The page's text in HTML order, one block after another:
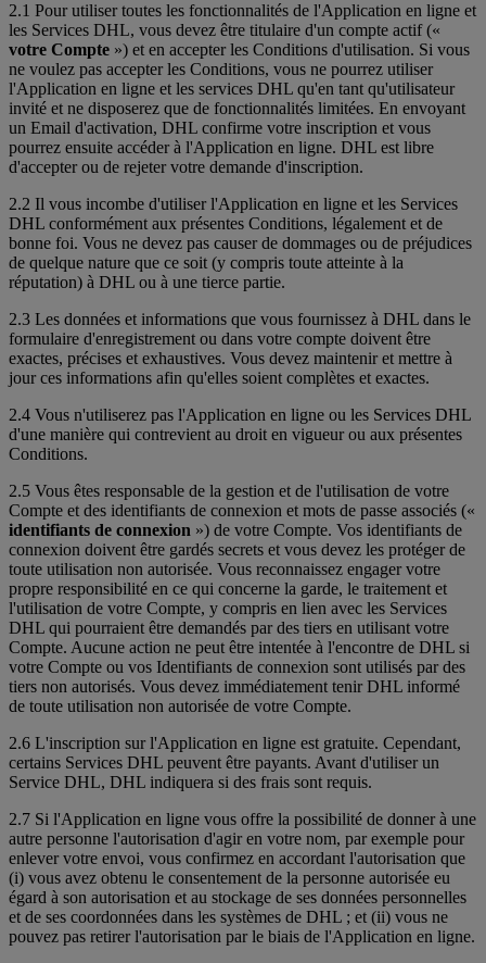
2.1 Pour utiliser toutes les fonctionnalités de l'Application en ligne et
les Services DHL, vous devez être titulaire d'un compte actif («
votre Compte ») et en accepter les Conditions d'utilisation. Si vous
ne voulez pas accepter les Conditions, vous ne pourrez utiliser
l'Application en ligne et les services DHL qu'en tant qu'utilisateur
invité et ne disposerez que de fonctionnalités limitées. En envoyant
un Email d'activation, DHL confirme votre inscription et vous
pourrez ensuite accéder à l'Application en ligne. DHL est libre
d'accepter ou de rejeter votre demande d'inscription.
2.2 Il vous incombe d'utiliser l'Application en ligne et les Services
DHL conformément aux présentes Conditions, légalement et de
bonne foi. Vous ne devez pas causer de dommages ou de préjudices
de quelque nature que ce soit (y compris toute atteinte à la
réputation) à DHL ou à une tierce partie.
2.3 Les données et informations que vous fournissez à DHL dans le
formulaire d'enregistrement ou dans votre compte doivent être
exactes, précises et exhaustives. Vous devez maintenir et mettre à
jour ces informations afin qu'elles soient complètes et exactes.
2.4 Vous n'utiliserez pas l'Application en ligne ou les Services DHL
d'une manière qui contrevient au droit en vigueur ou aux présentes
Conditions.
2.5 Vous êtes responsable de la gestion et de l'utilisation de votre
Compte et des identifiants de connexion et mots de passe associés («
identifiants de connexion ») de votre Compte. Vos identifiants de
connexion doivent être gardés secrets et vous devez les protéger de
toute utilisation non autorisée. Vous reconnaissez engager votre
propre responsibilité en ce qui concerne la garde, le traitement et
l'utilisation de votre Compte, y compris en lien avec les Services
DHL qui pourraient être demandés par des tiers en utilisant votre
Compte. Aucune action ne peut être intentée à l'encontre de DHL si
votre Compte ou vos Identifiants de connexion sont utilisés par des
tiers non autorisés. Vous devez immédiatement tenir DHL informé
de toute utilisation non autorisée de votre Compte.
2.6 L'inscription sur l'Application en ligne est gratuite. Cependant,
certains Services DHL peuvent être payants. Avant d'utiliser un
Service DHL, DHL indiquera si des frais sont requis.
2.7 Si l'Application en ligne vous offre la possibilité de donner à une
autre personne l'autorisation d'agir en votre nom, par exemple pour
enlever votre envoi, vous confirmez en accordant l'autorisation que
(i) vous avez obtenu le consentement de la personne autorisée eu
égard à son autorisation et au stockage de ses données personnelles
et de ses coordonnées dans les systèmes de DHL ; et (ii) vous ne
pouvez pas retirer l'autorisation par le biais de l'Application en ligne.